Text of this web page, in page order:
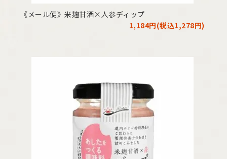
《メール便》米麹甘酒×人参ディップ
1,184円(税込1,278円)